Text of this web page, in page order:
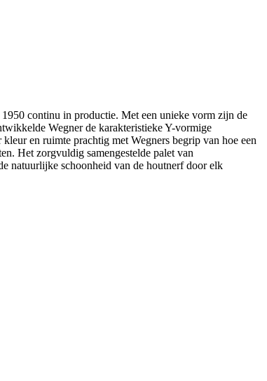
continu in productie. Met een unieke vorm zijn de
Wegner de karakteristieke Y-vormige
en ruimte prachtig met Wegners begrip van hoe een
Het zorgvuldig samengestelde palet van
natuurlijke schoonheid van de houtnerf door elk